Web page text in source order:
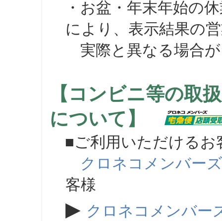
・お盆・年末年始の
により、表示結果の
実際と異なる場合が
【コンビニ等の取
について】
■ご利用いただけるお
クロネコメンバーズ
客様
▶ クロネコメンバー